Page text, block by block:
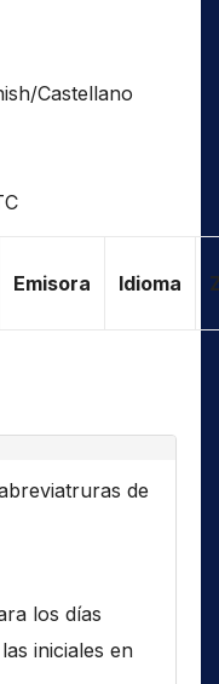
Castellano
Emisora Idioma
de
los días
iniciales en